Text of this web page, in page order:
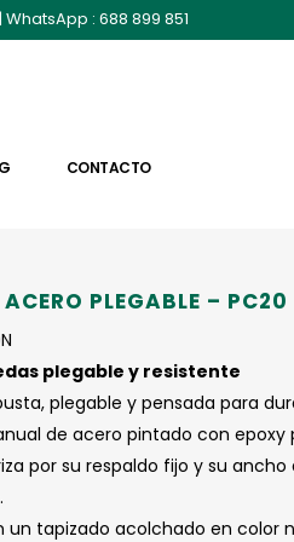
| WhatsApp : 688 899 851
CONTACTO
PLEGABLE – PC20
plegable y resistente
plegable y pensada para
de acero pintado con epoxy
por su respaldo fijo y su
un tapizado acolchado en color